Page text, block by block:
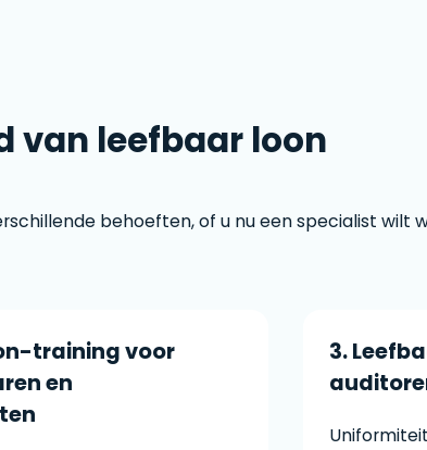
van leefbaar loon
behoeften, of u nu een specialist wilt
training voor
en
3.